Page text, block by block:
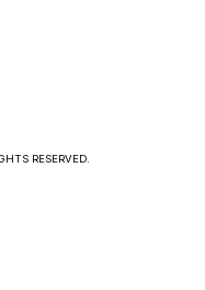
RESERVED.